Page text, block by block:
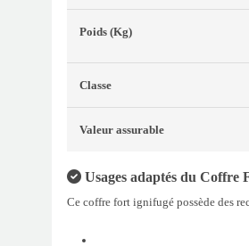
Poids (Kg)
Classe
Valeur assurable
Usages adaptés du
Ce coffre fort ignifugé possède des